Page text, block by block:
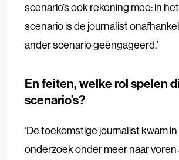
scenario’s ook rekening mee: in
scenario is de journalist
ander scenario geëngageerd.’
En feiten, welke rol spelen
scenario’s?
‘De toekomstige journalist kwam
onderzoek onder meer naar voren